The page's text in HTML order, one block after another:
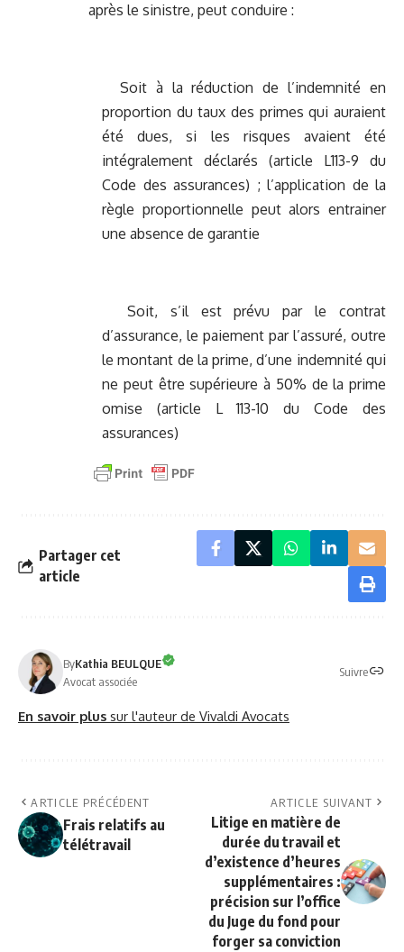
après le sinistre, peut conduire :
Soit à la réduction de l’indemnité en
proportion du taux des primes qui auraient
été dues, si les risques avaient été
intégralement déclarés (article L113-9 du
Code des assurances) ; l’application de la
règle proportionnelle peut alors entrainer
une absence de garantie
Soit, s’il est prévu par le contrat
d’assurance, le paiement par l’assuré, outre
le montant de la prime, d’une indemnité qui
ne peut être supérieure à 50% de la prime
omise (article L 113-10 du Code des
assurances)
Partager cet
article
ByKathia BEULQUE
Avocat associée
Suivre
En savoir plus sur l'auteur de Vivaldi Avocats
ARTICLE PRÉCÉDENT
Frais relatifs au
télétravail
ARTICLE SUIVANT
Litige en matière de
durée du travail et
d’existence d’heures
supplémentaires :
précision sur l’office
du Juge du fond pour
forger sa conviction